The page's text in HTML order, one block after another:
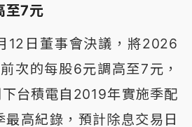
至7元
12日董事會決議，將2026
次的每股6元調高至7元，
台積電自2019年實施季配
最高紀錄，預計除息交易日